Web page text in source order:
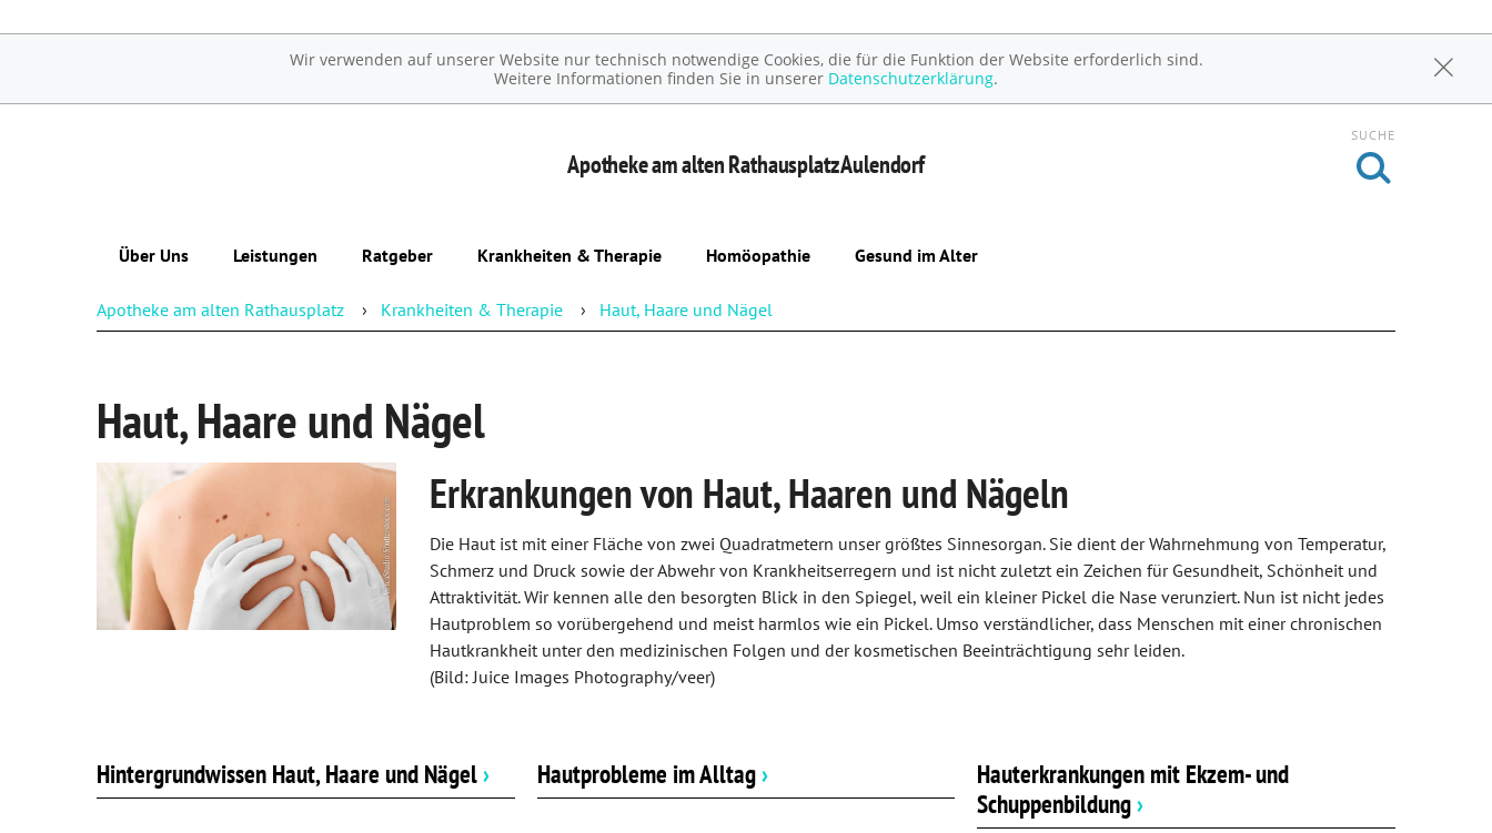
Wir verwenden auf unserer Website nur technisch notwendige Cookies, die für die Funktion der Website erforderlich sind.
Weitere Informationen finden Sie in unserer Datenschutzerklärung.
Apotheke am alten RathausplatzAulendorf
SUCHE
Über Uns
Wir suchen Verstärkung!
Team
Leistungen
Übersicht
Notdienst
Beipackzettelsuche
IGel-Check A-Z
Laborwerte A-Z
Reiseimpfungen A-Z
Heilpflanzen A-Z
Ratgeber Krankheiten & Therapie
Erkrankungen im Alter
Ästhetische Chirurgie
Augen
Zähne und Kiefer
HNO, Atemwege und Lunge
Magen und Darm
Nieren und Harnwege
Homöopathie Gesund im Alter
Apotheke am alten Rathausplatz Krankheiten & Therapie Haut, Haare und Nägel
Haut, Haare und Nägel
Erkrankungen von Haut, Haaren und Nägeln
Die Haut ist mit einer Fläche von zwei Quadratmetern unser größtes Sinnesorgan. Sie dient der Wahrnehmung von Temperatur,
Schmerz und Druck sowie der Abwehr von Krankheitserregern und ist nicht zuletzt ein Zeichen für Gesundheit, Schönheit und
Attraktivität. Wir kennen alle den besorgten Blick in den Spiegel, weil ein kleiner Pickel die Nase verunziert. Nun ist nicht jedes
Hautproblem so vorübergehend und meist harmlos wie ein Pickel. Umso verständlicher, dass Menschen mit einer chronischen
Hautkrankheit unter den medizinischen Folgen und der kosmetischen Beeinträchtigung sehr leiden.
(Bild: Juice Images Photography/veer)
Hintergrundwissen Haut, Haare und Nägel› Hautprobleme im Alltag›
Hauterkrankungen mit Ekzem- und
Schuppenbildung›